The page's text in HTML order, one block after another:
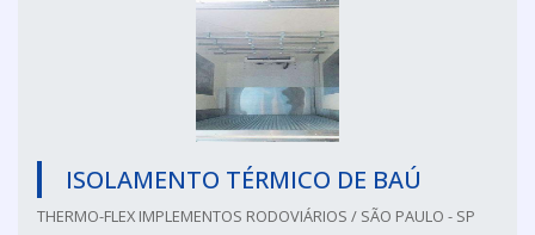
ISOLAMENTO TÉRMICO DE BAÚ
THERMO-FLEX IMPLEMENTOS RODOVIÁRIOS / SÃO PAULO - SP